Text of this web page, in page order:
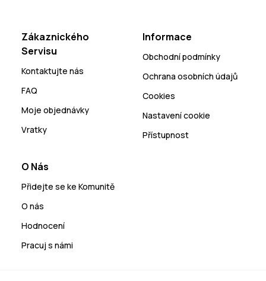
Zákaznického
Servisu
Kontaktujte nás
FAQ
Moje objednávky
Vratky
Informace
Obchodní podmínky
Ochrana osobních údajů
Cookies
Nastavení cookie
Přístupnost
O Nás
Přidejte se ke Komunitě
O nás
Hodnocení
Pracuj s námi